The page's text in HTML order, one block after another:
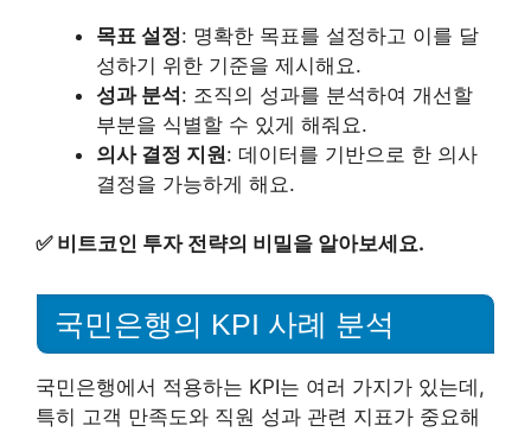
목표 설정: 명확한 목표를 설정하고 이를 달
성하기 위한 기준을 제시해요.
성과 분석: 조직의 성과를 분석하여 개선할
부분을 식별할 수 있게 해줘요.
의사 결정 지원: 데이터를 기반으로 한 의사
결정을 가능하게 해요.
✅ 비트코인 투자 전략의 비밀을 알아보세요.
국민은행의 KPI 사례 분석
국민은행에서 적용하는 KPI는 여러 가지가 있는데,
특히 고객 만족도와 직원 성과 관련 지표가 중요해